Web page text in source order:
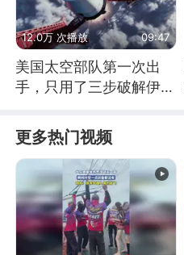
12.0万 次播放 09:47
美国太空部队第一次出
手，只用了三步破解伊朗
更多热门视频